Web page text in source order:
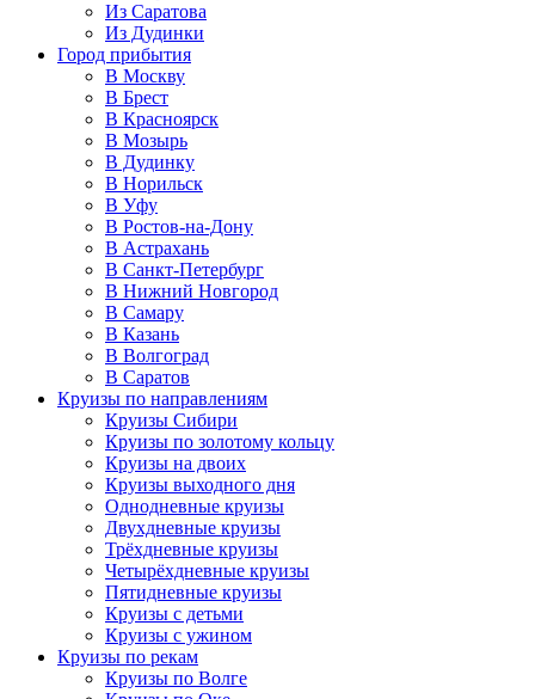
Из Саратова
Из Дудинки
Город прибытия
В Москву
В Брест
В Красноярск
В Мозырь
В Дудинку
В Норильск
В Уфу
В Ростов-на-Дону
В Астрахань
В Санкт-Петербург
В Нижний Новгород
В Самару
В Казань
В Волгоград
В Саратов
Круизы по направлениям
Круизы Сибири
Круизы по золотому кольцу
Круизы на двоих
Круизы выходного дня
Однодневные круизы
Двухдневные круизы
Трёхдневные круизы
Четырёхдневные круизы
Пятидневные круизы
Круизы с детьми
Круизы с ужином
Круизы по рекам
Круизы по Волге